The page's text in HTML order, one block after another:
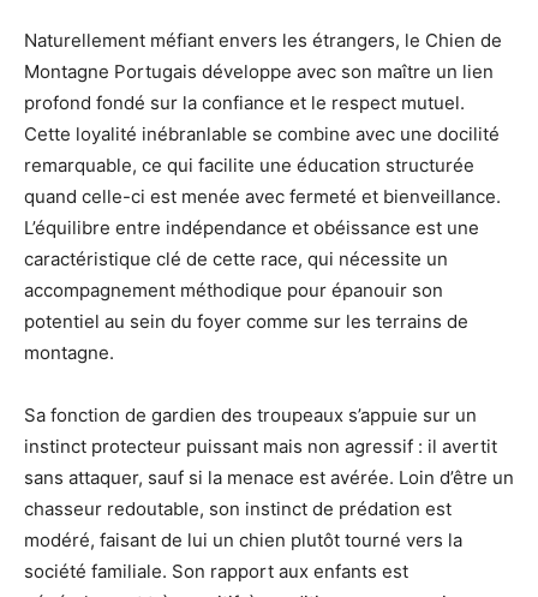
Naturellement méfiant envers les étrangers, le Chien de
Montagne Portugais développe avec son maître un lien
profond fondé sur la confiance et le respect mutuel.
Cette loyalité inébranlable se combine avec une docilité
remarquable, ce qui facilite une éducation structurée
quand celle-ci est menée avec fermeté et bienveillance.
L’équilibre entre indépendance et obéissance est une
caractéristique clé de cette race, qui nécessite un
accompagnement méthodique pour épanouir son
potentiel au sein du foyer comme sur les terrains de
montagne.
Sa fonction de gardien des troupeaux s’appuie sur un
instinct protecteur puissant mais non agressif : il avertit
sans attaquer, sauf si la menace est avérée. Loin d’être un
chasseur redoutable, son instinct de prédation est
modéré, faisant de lui un chien plutôt tourné vers la
société familiale. Son rapport aux enfants est